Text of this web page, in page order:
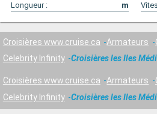
Longueur :
m
Croisières www.cruise.ca Armateurs
Celebrity Infinity
Croisières les Iles
Croisières www.cruise.ca Armateurs
Celebrity Infinity
Croisières les Iles